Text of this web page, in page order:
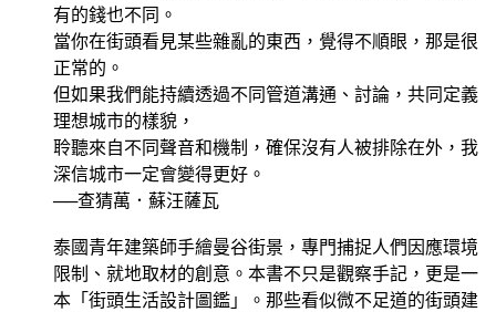
有的錢也不同。
當你在街頭看見某些雜亂的東西，覺得不順眼，那是很
正常的。
但如果我們能持續透過不同管道溝通、討論，共同定義
理想城市的樣貌，
聆聽來自不同聲音和機制，確保沒有人被排除在外，我
深信城市一定會變得更好。
──查猜萬．蘇汪薩瓦
泰國青年建築師手繪曼谷街景，專門捕捉人們因應環境
限制、就地取材的創意。本書不只是觀察手記，更是一
本「街頭生活設計圖鑑」。那些看似微不足道的街頭建